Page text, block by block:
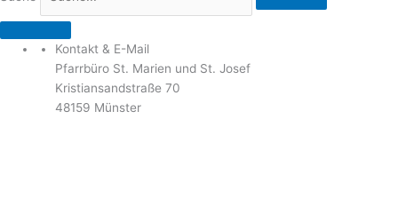
Kontakt & E-Mail
Pfarrbüro St. Marien und St. Josef
Kristiansandstraße 70
48159 Münster